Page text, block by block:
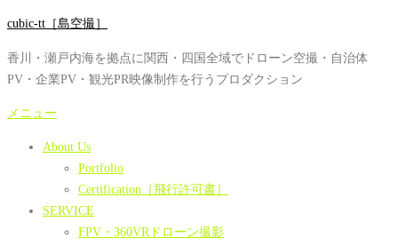
コ
テ
ン
ツ
cubic-tt［島空撮］
香川・瀬戸内海を拠点に関西・四国全域でドローン空撮・自治体
PV・企業PV・観光PR映像制作を行うプロダクション
メニュー
About Us
Portfolio
Certification［飛行許可書］
SERVICE
FPV・360VRドローン撮影